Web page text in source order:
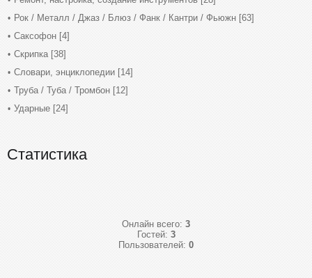
Рок / Металл / Джаз / Блюз / Фанк / Кантри / Фьюжн [63]
Саксофон [4]
Скрипка [38]
Словари, энциклопедии [14]
Труба / Туба / Тромбон [12]
Ударные [24]
Статистика
Онлайн всего: 3
Гостей: 3
Пользователей: 0